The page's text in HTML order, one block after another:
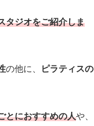
タジオをご紹介しま
の他に、
ピラティスの
とにおすすめの人や、